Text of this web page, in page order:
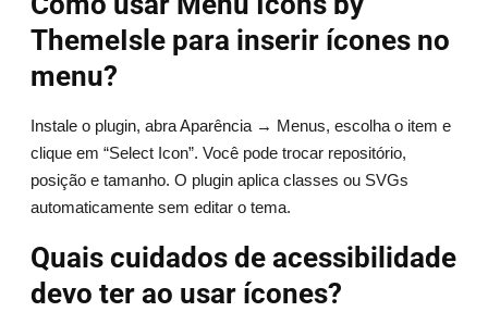
ThemeIsle para inserir ícones no
menu?
Instale o plugin, abra Aparência → Menus, escolha o item e
clique em “Select Icon”. Você pode trocar repositório,
posição e tamanho. O plugin aplica classes ou SVGs
automaticamente sem editar o tema.
Quais cuidados de acessibilidade
devo ter ao usar ícones?